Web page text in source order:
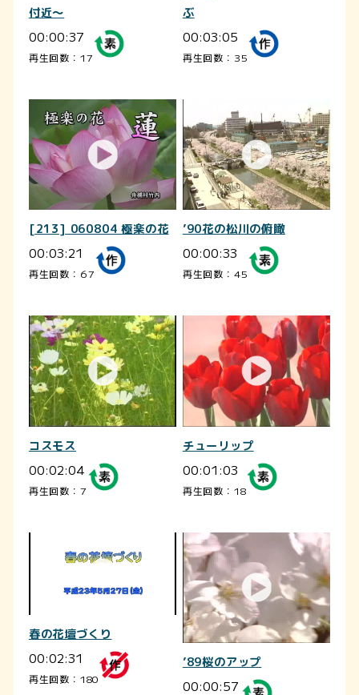
付近～
00:00:37
再生回数：17
ぶ
00:03:05
再生回数：35
[213] 060804 極楽の花
00:03:21
再生回数：67
’90花の松川の俯瞰
00:00:33
再生回数：45
コスモス
00:02:04
再生回数：7
チューリップ
00:01:03
再生回数：18
春の花壇づくり
00:02:31
再生回数：180
’89桜のアップ
00:00:57